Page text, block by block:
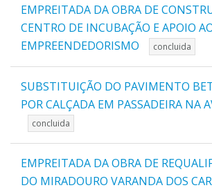
EMPREITADA DA OBRA DE
CENTRO DE INCUBAÇÃO E APOIO
EMPREENDEDORISMO
concluida
SUBSTITUIÇÃO DO PAVIMENTO
POR CALÇADA EM PASSADEIRA NA
concluida
EMPREITADA DA OBRA DE
DO MIRADOURO VARANDA DOS